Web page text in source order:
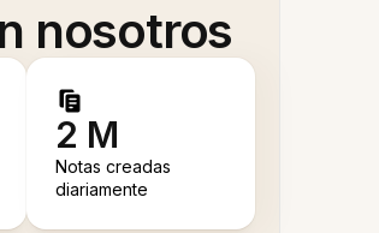
nosotros
2 M
Notas creadas
diariamente